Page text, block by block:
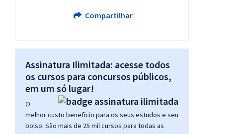
Compartilhar
Assinatura Ilimitada: acesse todos
os cursos para concursos públicos,
em um só lugar!
O
melhor custo benefício para os seus estudos e seu
bolso. São mais de 25 mil cursos para todas as